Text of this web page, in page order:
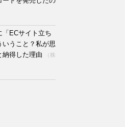
「ECサイト立ち
うこと？私が思
納得した理由
（株